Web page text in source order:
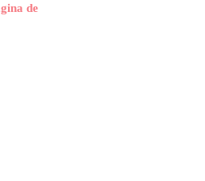
de